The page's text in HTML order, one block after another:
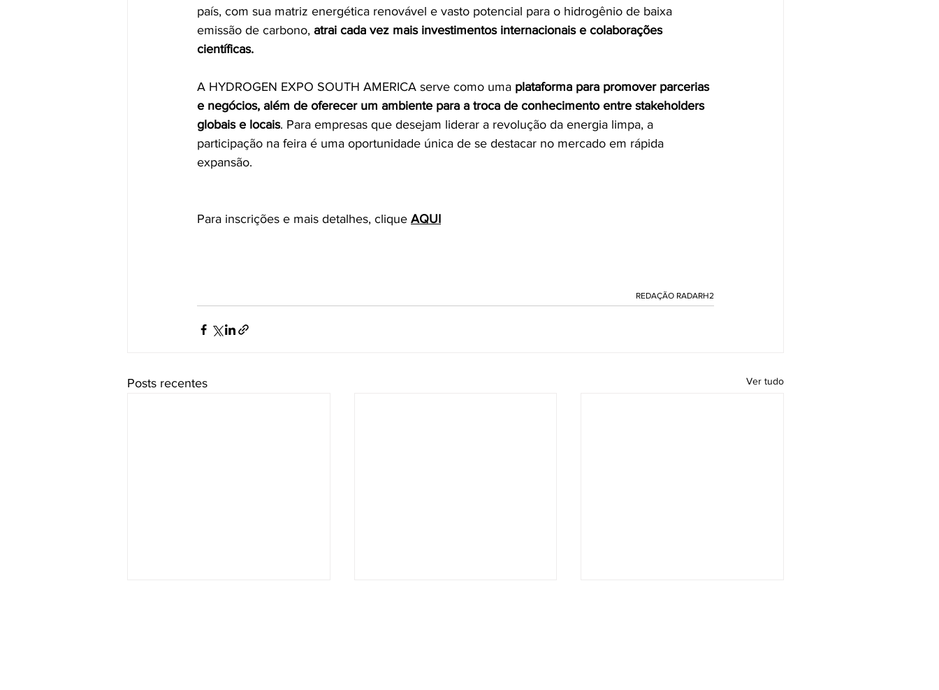
país, com sua matriz energética renovável e vasto potencial para o hidrogênio de baixa
emissão de carbono, atrai cada vez mais investimentos internacionais e colaborações
científicas.
A HYDROGEN EXPO SOUTH AMERICA serve como uma plataforma para promover parcerias
e negócios, além de oferecer um ambiente para a troca de conhecimento entre stakeholders
globais e locais. Para empresas que desejam liderar a revolução da energia limpa, a
participação na feira é uma oportunidade única de se destacar no mercado em rápida
expansão.
Para inscrições e mais detalhes, clique AQUI
REDAÇÃO RADARH2
Posts recentes Ver tudo